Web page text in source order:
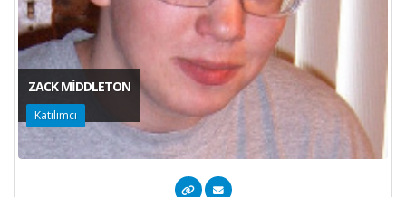
ZACK MIDDLETON
Katılımcı